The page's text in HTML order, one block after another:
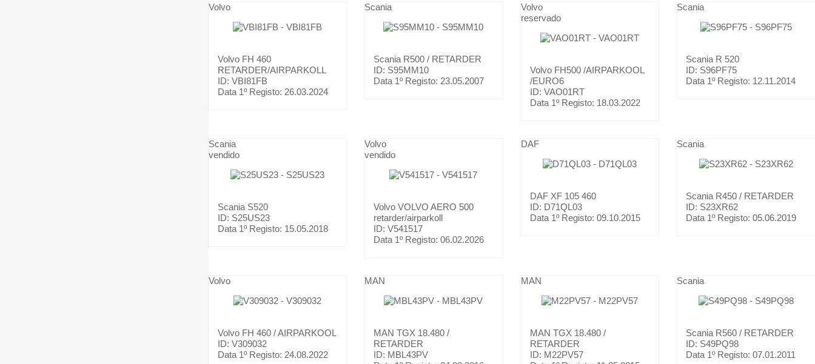
Volvo
Volvo FH 460
RETARDER/AIRPARKOLL
ID: VBI81FB
Data 1º Registo: 26.03.2024
Scania
Scania R500 / RETARDER
ID: S95MM10
Data 1º Registo: 23.05.2007
Volvo
reservado
Volvo FH500 /AIRPARKOOL
/EURO6
ID: VAO01RT
Data 1º Registo: 18.03.2022
Scania
Scania R 520
ID: S96PF75
Data 1º Registo: 12.11.2014
Scania
vendido
Scania S520
ID: S25US23
Data 1º Registo: 15.05.2018
Volvo
vendido
VolvoVOLVO AERO 500
retarder/airparkoll
ID: V541517
Data 1º Registo:06.02.2026
DAF
DAF XF 105 460
ID: D71QL03
Data 1º Registo: 09.10.2015
Scania
Scania R450 / RETARDER
ID: S23XR62
Data 1º Registo:05.06.2019
Volvo
Volvo FH 460 / AIRPARKOOL
ID: V309032
Data 1º Registo: 24.08.2022
MAN
MANTGX 18.480 /
RETARDER
ID: MBL43PV
MAN
MAN TGX 18.480 /
RETARDER
ID: M22PV57
Scania
Scania R560 / RETARDER
ID: S49PQ98
Data 1º Registo:07.01.2011